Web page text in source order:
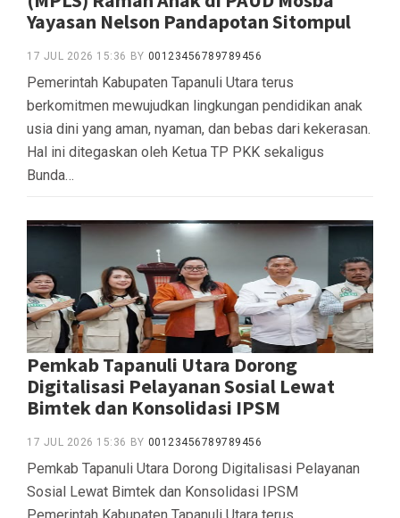
Yayasan Nelson Pandapotan Sitompul
17 JUL 2026 15:36 BY 00123456789789456
Pemerintah Kabupaten Tapanuli Utara terus
berkomitmen mewujudkan lingkungan pendidikan anak
usia dini yang aman, nyaman, dan bebas dari kekerasan.
Hal ini ditegaskan oleh Ketua TP PKK sekaligus
Bunda…
Pemkab Tapanuli Utara Dorong
Digitalisasi Pelayanan Sosial Lewat
Bimtek dan Konsolidasi IPSM
17 JUL 2026 15:36 BY 00123456789789456
Pemkab Tapanuli Utara Dorong Digitalisasi Pelayanan
Sosial Lewat Bimtek dan Konsolidasi IPSM ‎